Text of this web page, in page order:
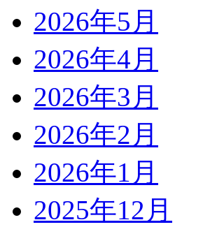
2026年5月
2026年4月
2026年3月
2026年2月
2026年1月
2025年12月